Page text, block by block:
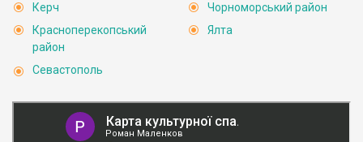
Керч
Красноперекопський
район
Севастополь
Чорноморський район
Ялта